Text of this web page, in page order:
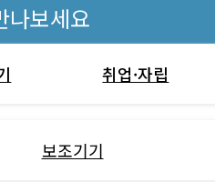
나보세요
취업·자립
보조기기